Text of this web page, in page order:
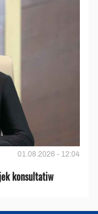
01.08.2026 - 12:04
konsultatiw